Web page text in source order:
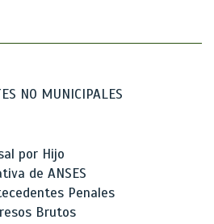
NO MUNICIPALES
por Hijo
de ANSES
Penales
Brutos